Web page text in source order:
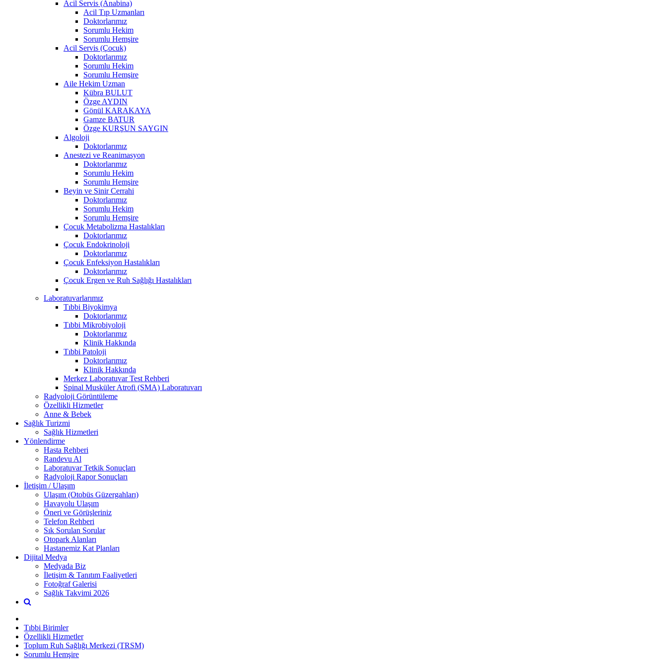
Acil Servis (Anabina)
Acil Tıp Uzmanları
Doktorlarımız
Sorumlu Hekim
Sorumlu Hemşire
Acil Servis (Çocuk)
Doktorlarımız
Sorumlu Hekim
Sorumlu Hemşire
Aile Hekim Uzman
Kübra BULUT
Özge AYDIN
Gönül KARAKAYA
Gamze BATUR
Özge KURŞUN SAYGIN
Algoloji
Doktorlarımız
Anestezi ve Reanimasyon
Doktorlarımız
Sorumlu Hekim
Sorumlu Hemşire
Beyin ve Sinir Cerrahi
Doktorlarımız
Sorumlu Hekim
Sorumlu Hemşire
Çocuk Metabolizma Hastalıkları
Doktorlarımız
Çocuk Endokrinoloji
Doktorlarımız
Çocuk Enfeksiyon Hastalıkları
Doktorlarımız
Çocuk Ergen ve Ruh Sağlığı Hastalıkları
Laboratuvarlarımız
Tıbbi Biyokimya
Doktorlarımız
Tıbbi Mikrobiyoloji
Doktorlarımız
Klinik Hakkında
Tıbbi Patoloji
Doktorlarımız
Klinik Hakkında
Merkez Laboratuvar Test Rehberi
Spinal Musküler Atrofi (SMA) Laboratuvarı
Radyoloji Görüntüleme
Özellikli Hizmetler
Anne & Bebek
Sağlık Turizmi
Sağlık Hizmetleri
Yönlendirme
Hasta Rehberi
Randevu Al
Laboratuvar Tetkik Sonuçları
Radyoloji Rapor Sonuçları
İletişim / Ulaşım
Ulaşım (Otobüs Güzergahları)
Havayolu Ulaşım
Öneri ve Görüşleriniz
Telefon Rehberi
Sık Sorulan Sorular
Otopark Alanları
Hastanemiz Kat Planları
Dijital Medya
Medyada Biz
İletişim & Tanıtım Faaliyetleri
Fotoğraf Galerisi
Sağlık Takvimi 2026
Tıbbi Birimler
Özellikli Hizmetler
Toplum Ruh Sağlığı Merkezi (TRSM)
Sorumlu Hemşire